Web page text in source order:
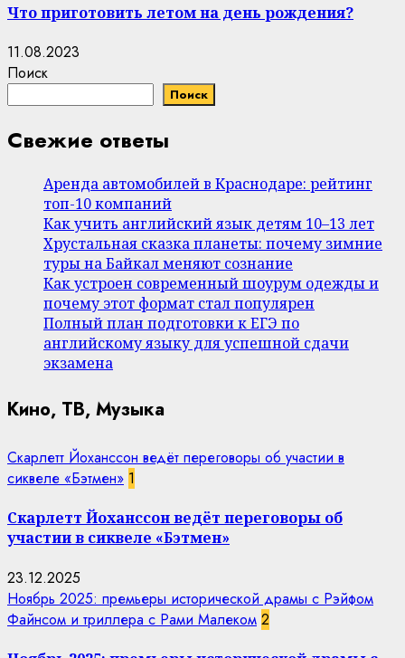
Что приготовить летом на день рождения?
11.08.2023
Поиск
Поиск
Свежие ответы
Аренда автомобилей в Краснодаре: рейтинг
топ-10 компаний
Как учить английский язык детям 10–13 лет
Хрустальная сказка планеты: почему зимние
туры на Байкал меняют сознание
Как устроен современный шоурум одежды и
почему этот формат стал популярен
Полный план подготовки к ЕГЭ по
английскому языку для успешной сдачи
экзамена
Кино, ТВ, Музыка
Скарлетт Йоханссон ведёт переговоры об участии в
сиквеле «Бэтмен» 1
Скарлетт Йоханссон ведёт переговоры об
участии в сиквеле «Бэтмен»
23.12.2025
Ноябрь 2025: премьеры исторической драмы с Рэйфом
Файнсом и триллера с Рами Малеком 2